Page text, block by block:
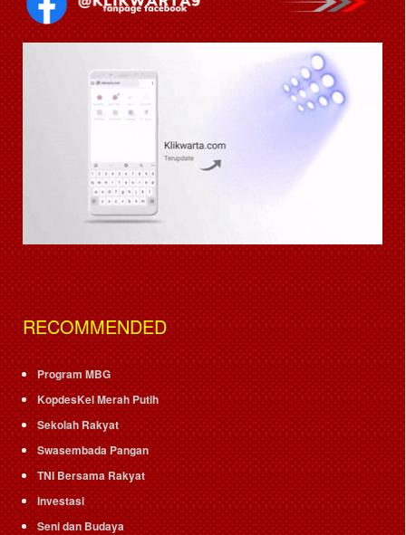
RECOMMENDED
Program MBG
KopdesKel Merah Putih
Sekolah Rakyat
Swasembada Pangan
TNI Bersama Rakyat
Investasi
Seni dan Budaya